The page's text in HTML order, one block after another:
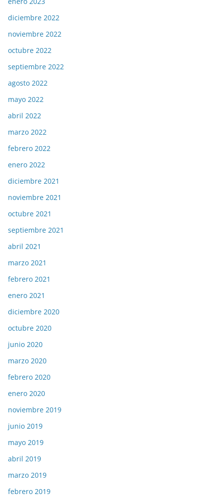
diciembre 2022
noviembre 2022
octubre 2022
septiembre 2022
agosto 2022
mayo 2022
abril 2022
marzo 2022
febrero 2022
enero 2022
diciembre 2021
noviembre 2021
octubre 2021
septiembre 2021
abril 2021
marzo 2021
febrero 2021
enero 2021
diciembre 2020
octubre 2020
junio 2020
marzo 2020
febrero 2020
enero 2020
noviembre 2019
junio 2019
mayo 2019
abril 2019
marzo 2019
febrero 2019